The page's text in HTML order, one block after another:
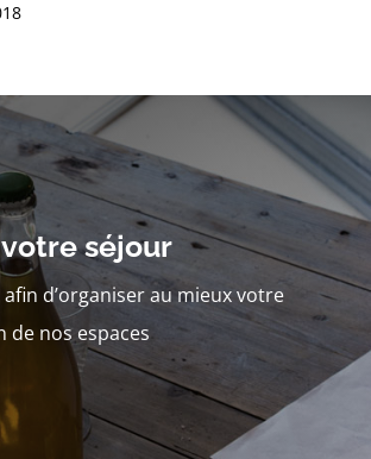
séjour
d’organiser au mieux votre
de nos espaces